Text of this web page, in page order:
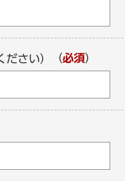
さい） （必須）